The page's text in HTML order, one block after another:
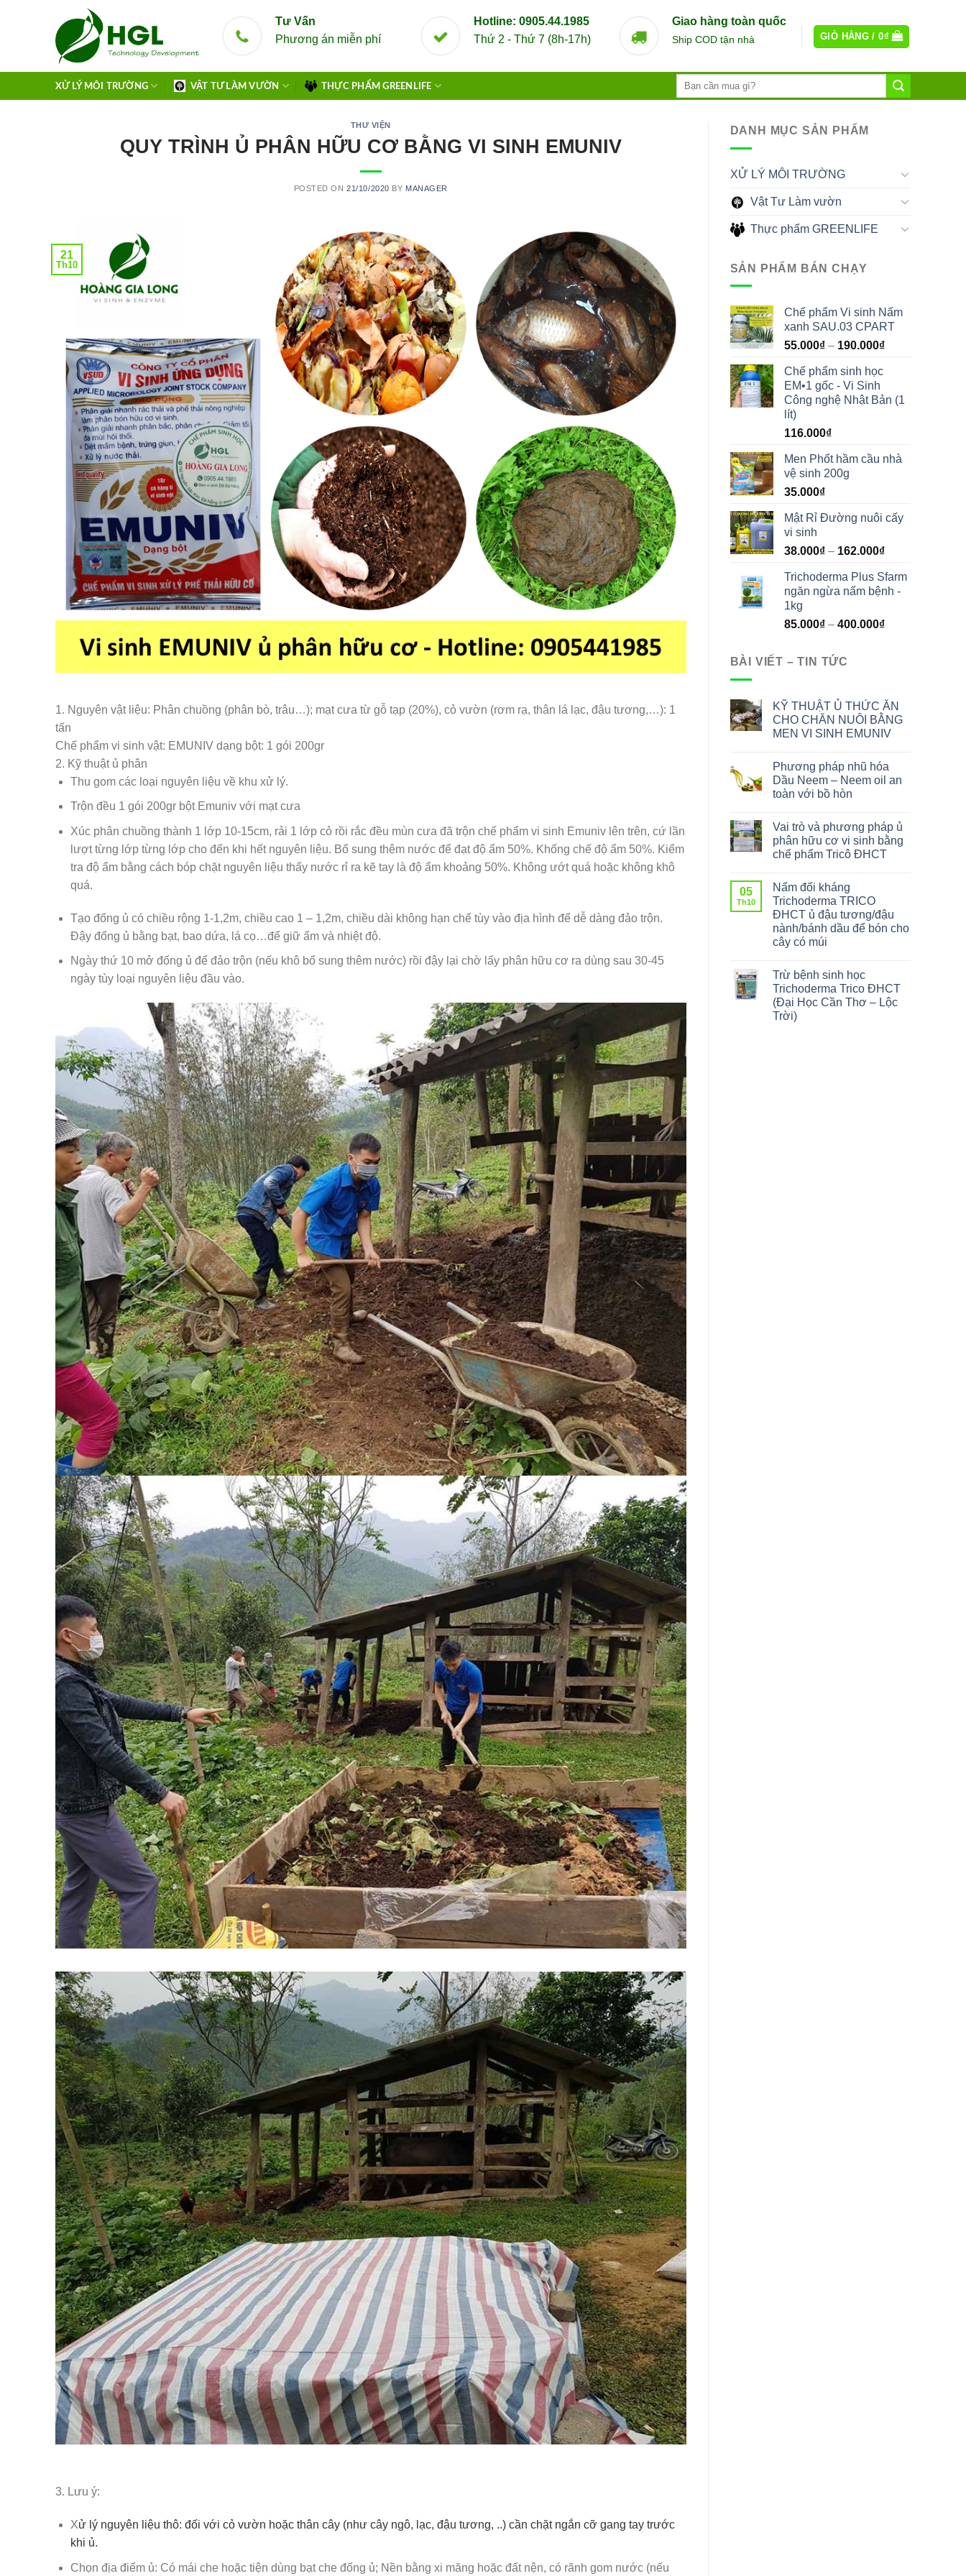
Tư Vấn
Phương án miễn phí
Hotline: 0905.44.1985
Thứ 2 - Thứ 7 (8h-17h)
Giao hàng toàn quốc
Ship COD tận nhà GIỎ HÀNG /0₫
XỬ LÝ MÔI TRƯỜNG VẬT TƯ LÀM VƯỜN THỰC PHẨM GREENLIFE
THƯ VIỆN
QUY TRÌNH Ủ PHÂN HỮU CƠ BẰNG VI SINH EMUNIV
POSTED ON21/10/2020 BY MANAGER
21
Th10
1. Nguyên vật liệu: Phân chuồng (phân bò, trâu…); mạt cưa từ gỗ tạp (20%), cỏ vườn (rơm rạ, thân lá lạc, đậu tương,…): 1
tấn
Chế phẩm vi sinh vật: EMUNIV dạng bột: 1 gói 200gr
2. Kỹ thuật ủ phân
Thu gom các loại nguyên liệu về khu xử lý.
Trộn đều 1 gói 200gr bột Emuniv với mạt cưa
Xúc phân chuồng thành 1 lớp 10-15cm, rải 1 lớp cỏ rồi rắc đều mùn cưa đã trộn chế phẩm vi sinh Emuniv lên trên, cứ lần
lượt từng lớp từng lớp cho đến khi hết nguyên liệu. Bổ sung thêm nước để đạt độ ẩm 50%. Khống chế độ ẩm 50%. Kiểm
tra độ ẩm bằng cách bóp chặt nguyên liệu thấy nước rỉ ra kẽ tay là độ ẩm khoảng 50%. Không ướt quá hoặc không khô
quá.
Tạo đống ủ có chiều rộng 1-1,2m, chiều cao 1 – 1,2m, chiều dài không hạn chế tùy vào địa hình để dễ dàng đảo trộn.
Đậy đống ủ bằng bạt, bao dứa, lá cọ…để giữ ẩm và nhiệt độ.
Ngày thứ 10 mở đống ủ để đảo trộn (nếu khô bổ sung thêm nước) rồi đậy lại chờ lấy phân hữu cơ ra dùng sau 30-45
ngày tùy loại nguyên liệu đầu vào.
3. Lưu ý:
Xử lý nguyên liệu thô: đối với cỏ vườn hoặc thân cây (như cây ngô, lạc, đậu tương, ..) cần chặt ngắn cỡ gang tay trước
khi ủ.
Chọn địa điểm ủ: Có mái che hoặc tiện dùng bạt che đống ủ; Nền bằng xi măng hoặc đất nện, có rãnh gom nước (nếu
DANH MỤC SẢN PHẨM
XỬ LÝ MÔI TRƯỜNG
Vật Tư Làm vườn
Thực phẩm GREENLIFE
SẢN PHẨM BÁN CHẠY
Chế phẩm Vi sinh Nấm
xanh SAU.03 CPART
55.000₫– 190.000₫
Chế phẩm sinh học
EM•1 gốc - Vi Sinh
Công nghệ Nhật Bản (1
lít)
116.000₫
Men Phốt hầm cầu nhà
vệ sinh 200g
35.000₫
Mật Rỉ Đường nuôi cấy
vi sinh
38.000₫– 162.000₫
Trichoderma Plus Sfarm
ngăn ngừa nấm bệnh -
1kg
85.000₫– 400.000₫
BÀI VIẾT – TIN TỨC
KỸ THUẬT Ủ THỨC ĂN
CHO CHĂN NUÔI BẰNG
MEN VI SINH EMUNIV
Phương pháp nhũ hóa
Dầu Neem – Neem oil an
toàn với bồ hòn
Vai trò và phương pháp ủ
phân hữu cơ vi sinh bằng
chế phẩm Tricô ĐHCT
05
Th10
Nấm đối kháng
Trichoderma TRICO
ĐHCT ủ đậu tương/đậu
nành/bánh dầu để bón cho
cây có múi
Trừ bệnh sinh học
Trichoderma Trico ĐHCT
(Đại Học Cần Thơ – Lộc
Trời)